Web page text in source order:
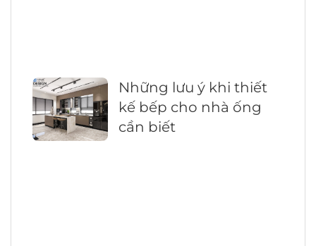
Những lưu ý khi thiết
kế bếp cho nhà ống
cần biết